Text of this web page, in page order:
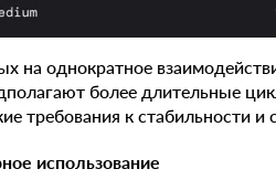
на однократное
более длительные
требования к стабильности и
использование